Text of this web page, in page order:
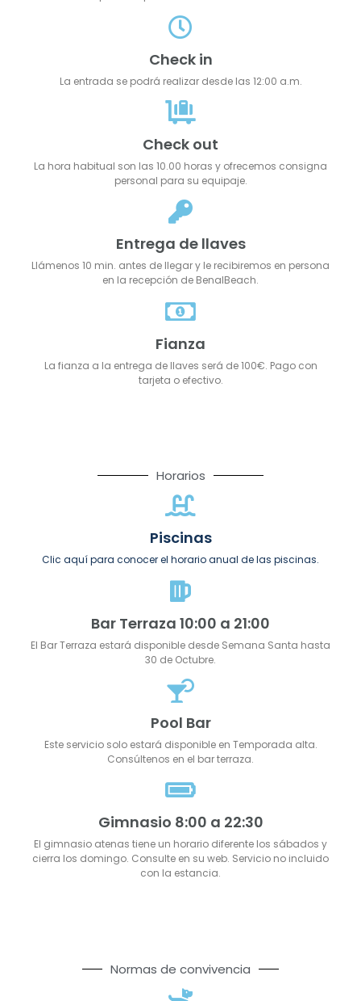
Check in
La entrada se podrá realizar desde las 12:00 a.m.
Check out
La hora habitual son las 10.00 horas y ofrecemos consigna
personal para su equipaje.
Entrega de llaves
Llámenos 10 min. antes de llegar y le recibiremos en persona
en la recepción de BenalBeach.
Fianza
La fianza a la entrega de llaves será de 100€. Pago con
tarjeta o efectivo.
Horarios
Piscinas
Clic aquí para conocer el horario anual de las piscinas.
Bar Terraza 10:00 a 21:00
El Bar Terraza estará disponible desde Semana Santa hasta
30 de Octubre.
Pool Bar
Este servicio solo estará disponible en Temporada alta.
Consúltenos en el bar terraza.
Gimnasio 8:00 a 22:30
El gimnasio atenas tiene un horario diferente los sábados y
cierra los domingo. Consulte en su web. Servicio no incluido
con la estancia.
Normas de convivencia